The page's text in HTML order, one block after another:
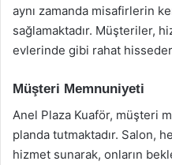
aynı zamanda misafirlerin
sağlamaktadır. Müşteriler,
evlerinde gibi rahat
Müşteri Memnuniyeti
Anel Plaza Kuaför, müşteri
planda tutmaktadır. Salon,
hizmet sunarak, onların